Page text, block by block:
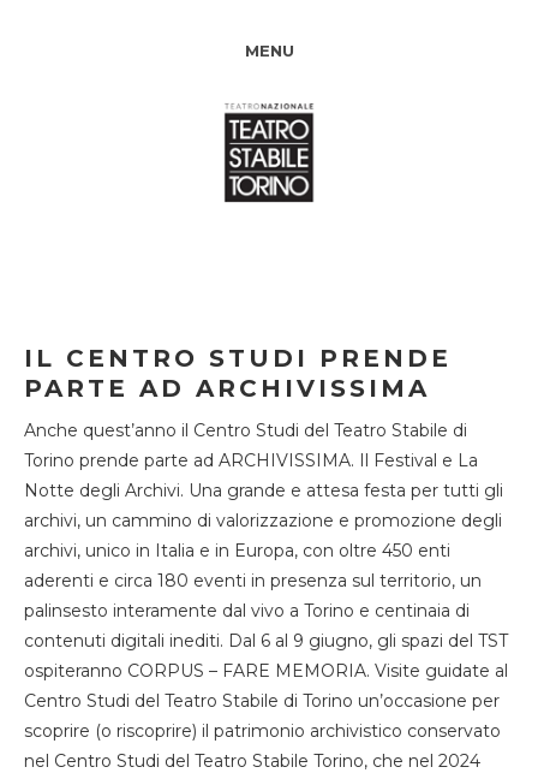
MENU
IL CENTRO STUDI PRENDE
PARTE AD ARCHIVISSIMA
Anche quest’anno il Centro Studi del Teatro Stabile di
Torino prende parte ad ARCHIVISSIMA. Il Festival e La
Notte degli Archivi. Una grande e attesa festa per tutti gli
archivi, un cammino di valorizzazione e promozione degli
archivi, unico in Italia e in Europa, con oltre 450 enti
aderenti e circa 180 eventi in presenza sul territorio, un
palinsesto interamente dal vivo a Torino e centinaia di
contenuti digitali inediti. Dal 6 al 9 giugno, gli spazi del TST
ospiteranno CORPUS – FARE MEMORIA. Visite guidate al
Centro Studi del Teatro Stabile di Torino un’occasione per
scoprire (o riscoprire) il patrimonio archivistico conservato
nel Centro Studi del Teatro Stabile Torino, che nel 2024